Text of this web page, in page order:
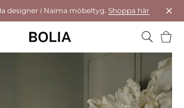
designer i Naima möbeltyg. Shoppa här